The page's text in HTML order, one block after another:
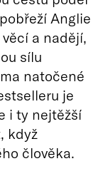
Anglie
a nadějí,
sílu
natočené
je
i ty nejtěžší
když
člověka.